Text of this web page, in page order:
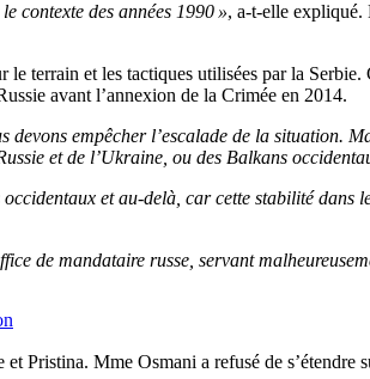
contexte des années 1990 », a-t-elle expliqué.
terrain et les tactiques utilisées par la
avant l’annexion de la Crimée en 2014.
empêcher l’escalade de la situation.
et de l’Ukraine, ou des Balkans
et au-delà, car cette stabilité dans
de mandataire russe, servant
Pristina. Mme Osmani a refusé de s’étendre